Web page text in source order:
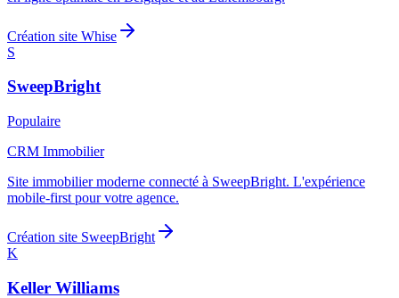
Création site Whise
S
SweepBright
Populaire
CRM Immobilier
Site immobilier moderne connecté à SweepBright. L'expérience
mobile-first pour votre agence.
Création site SweepBright
K
Keller Williams